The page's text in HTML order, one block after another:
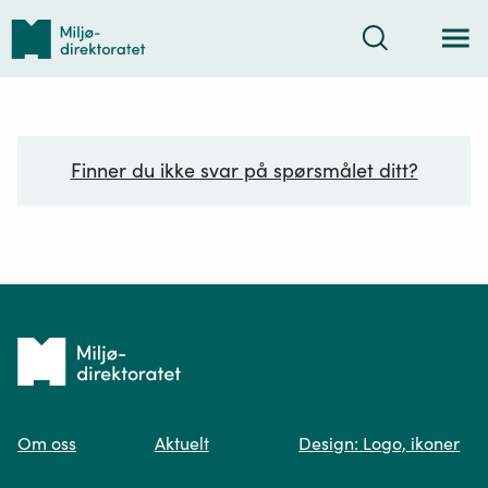
Tilbake
forsiden
Søk
Finner du ikke svar på spørsmålet ditt?
Tilbake
forsiden
Om oss Aktuelt Design: Logo, ikoner